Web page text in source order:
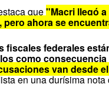
que"Macri llegó
pero ahora se
fiscales federales
como
van desde
en una durísima